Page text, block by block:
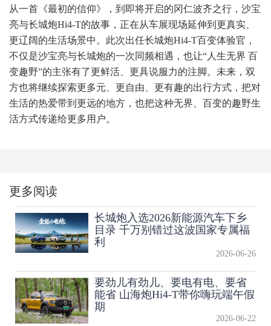
从一首《最初的信仰》，到即将开启的冈仁波齐之行，沙宝
亮与长城炮Hi4-T的故事，正在从车展现场延伸到更真实、
更辽阔的生活场景中。此次出任长城炮Hi4-T百变体验官，
不仅是沙宝亮与长城炮的一次同频相遇，也让“人生无界 百
变趣野”的主张有了更鲜活、更具说服力的注脚。未来，双
方也将继续探索更多元、更自由、更有趣的出行方式，把对
生活的热爱带到更远的地方，也把这种无界、百变的趣野生
活方式传递给更多用户。
更多阅读
长城炮入选2026新能源汽车下乡
目录 千万别错过这波国家专属福
利
2026-06-26
要劲儿有劲儿、要电有电、要省
能省 山海炮Hi4-T带你嗨玩端午假
期
2026-06-22